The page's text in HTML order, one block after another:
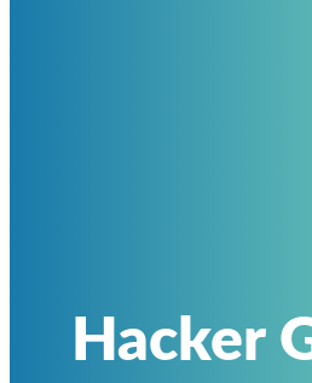
Hacker